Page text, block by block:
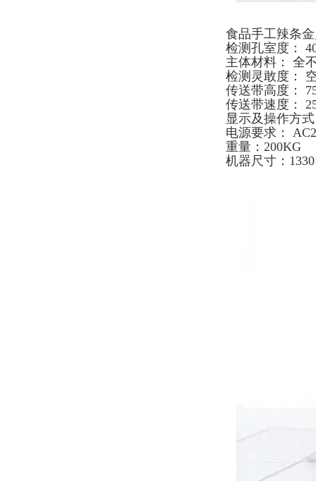
食品手工辣条
检测孔室度：
主体材料： 全
检测灵敢度：
传送带高度：
传送带速度：
显示及操作方
电源要求：
重量：200KG
机器尺寸：